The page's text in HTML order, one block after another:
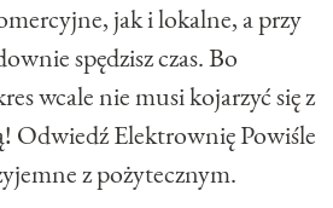
jak i lokalne, a przy
spędzisz czas. Bo
wcale nie musi kojarzyć się z
Odwiedź Elektrownię Powiśle
z pożytecznym.